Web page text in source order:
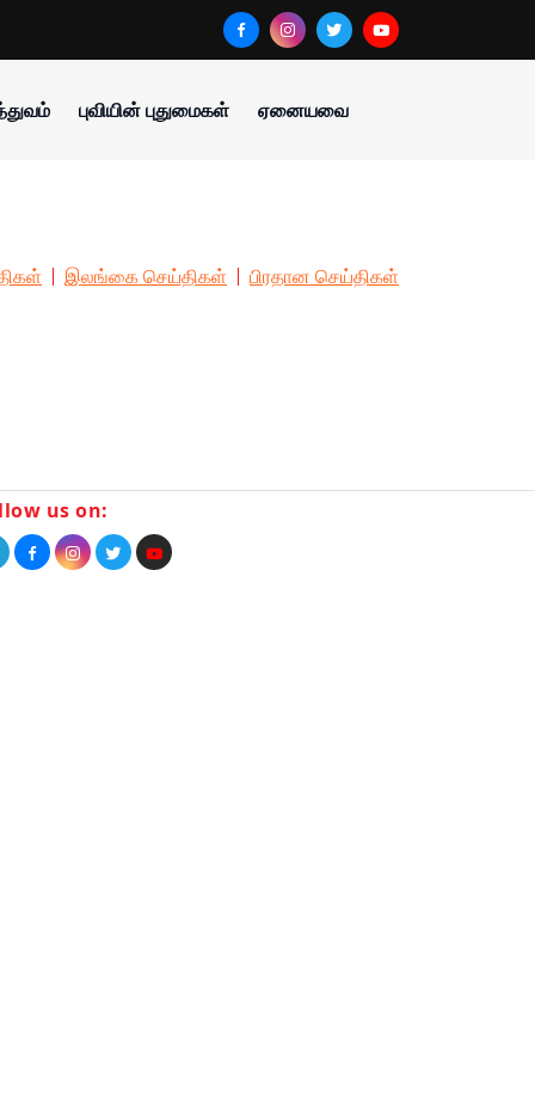
புவியின் புதுமைகள் ஏனையவை
இலங்கை செய்திகள் பிரதான செய்திகள்
us on: